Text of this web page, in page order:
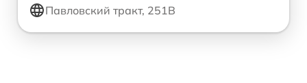
Павловский тракт, 251В